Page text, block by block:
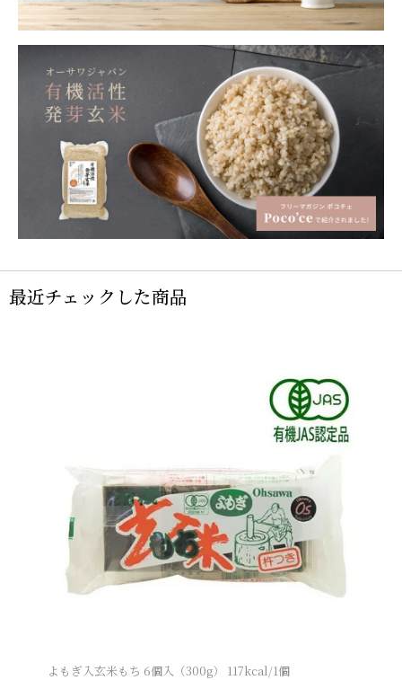
最近チェックした商品
よもぎ入玄米もち 6個入（300g） 117kcal/1個